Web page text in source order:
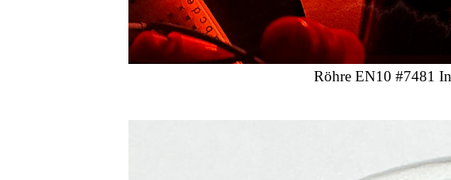
Röhre EN10 #7481